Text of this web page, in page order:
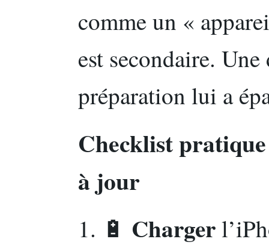
comme un «
est secondaire.
préparation lui a
Checklist
à jour
🔋 Charger